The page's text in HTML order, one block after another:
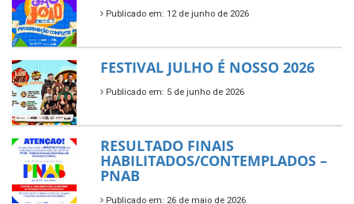
Publicado em: 12 de junho de 2026
FESTIVAL JULHO É NOSSO 2026
Publicado em: 5 de junho de 2026
RESULTADO FINAIS
HABILITADOS/CONTEMPLADOS –
PNAB
Publicado em: 26 de maio de 2026